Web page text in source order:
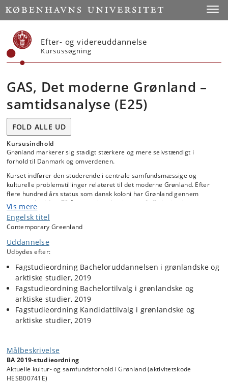
Start
Efter- og videreuddannelse
Kursussøgning
GAS, Det moderne Grønland –
samtidsanalyse (E25)
FOLD ALLE UD
Kursusindhold
Grønland markerer sig stadigt stærkere og mere selvstændigt i
forhold til Danmark og omverdenen.
Kurset indfører den studerende i centrale samfundsmæssige og
kulturelle problemstillinger relateret til det moderne Grønland. Efter
flere hundred års status som dansk koloni har Grønland gennem
gennem de sidste 70 år været karakteriseret af afkoloniserings- og
nationsdannelsesprocesser. Spørgsmålet om det grønlandske folks
selvbestemmelsesret går som en rød tråd gennem de seneste årtiers
diskussioner om selvstyre og selvstændighed.
Med udgangspunkt i aktuelle cases og samfundsmæssige
udfordringer relateret til f.eks. globalisering, urbanisering, miljø,
kultur, uddannelse, økonomi, styreformer og politik diskuteres
problemkomplekser og diskurser i et samtidsanalytisk perspektiv.
Diskussionerne vil endvidere relatere sig til nyere primært samfunds-
og humanvidenskabelige teorier inden for disse områder.
Kurset består af flere elementer: 1) kursusundervisning
(forelæsninger, studenteroplæg, gruppediskussion mv.), 2)
projektarbejde og 3) opgaveskrivning (projektstyring,
Vis mere
Engelsk titel
Contemporary Greenland
Uddannelse
Udbydes efter:
Fagstudieordning Bacheloruddannelsen i grønlandske og
arktiske studier, 2019
Fagstudieordning Bachelortilvalg i grønlandske og
arktiske studier, 2019
Fagstudieordning Kandidattilvalg i grønlandske og
arktiske studier, 2019
Målbeskrivelse
BA 2019-studieordning
Aktuelle kultur- og samfundsforhold i Grønland (aktivitetskode
HESB00741E)